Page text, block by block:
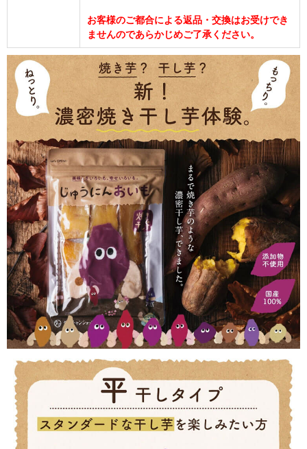
お客様のご都合による返品・交換はお受けでき
ませんのであらかじめご了承ください。